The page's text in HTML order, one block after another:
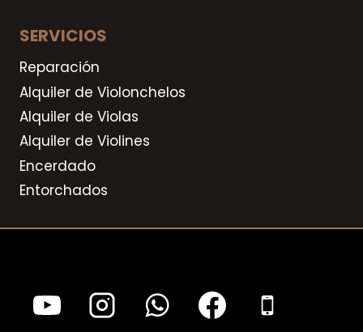
SERVICIOS
Reparación
Alquiler de Violonchelos
Alquiler de Violas
Alquiler de Violines
Encerdado
Entorchados